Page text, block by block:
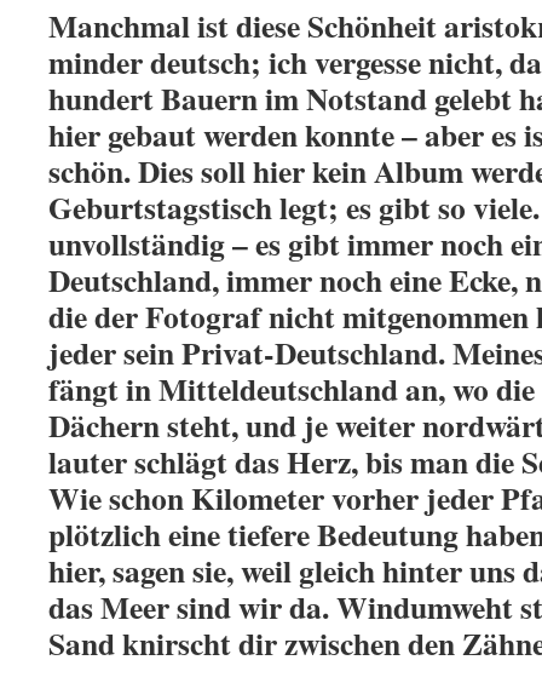
Manchmal ist diese Schönheit
minder deutsch; ich vergesse nicht,
hundert Bauern im Notstand gelebt
hier gebaut werden konnte – aber es
schön. Dies soll hier kein Album
Geburtstagstisch legt; es gibt so
unvollständig – es gibt immer noch
Deutschland, immer noch eine Ecke,
die der Fotograf nicht
jeder sein Privat-Deutschland.
fängt in Mitteldeutschland an, wo
Dächern steht, und je weiter
lauter schlägt das Herz, bis man die
Wie schon Kilometer vorher jeder
plötzlich eine tiefere Bedeutung
hier, sagen sie, weil gleich hinter uns
das Meer sind wir da. Windumweht
Sand knirscht dir zwischen den